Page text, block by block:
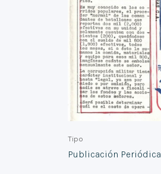
Tipo
Publicación Periódica